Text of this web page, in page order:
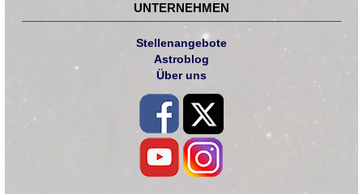
UNTERNEHMEN
Stellenangebote
Astroblog
Über uns